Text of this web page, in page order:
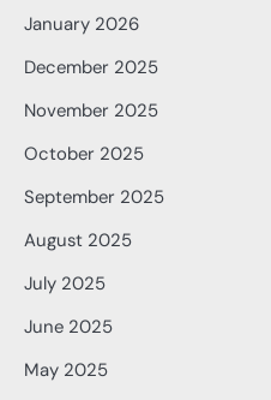
January 2026
December 2025
November 2025
October 2025
September 2025
August 2025
July 2025
June 2025
May 2025